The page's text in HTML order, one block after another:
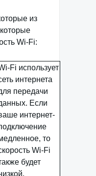
из
Wi-Fi:
Fi использует
интернета
передачи
Если
интернет-
то
Wi-Fi
будет